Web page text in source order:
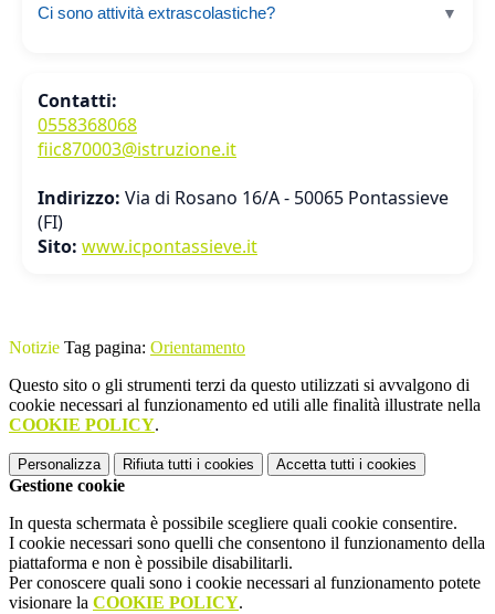
scuola su richiesta.
Ci sono attività extrascolastiche?
Contatti:
0558368068
fiic870003@istruzione.it
Indirizzo: Via di Rosano 16/A - 50065 Pontassieve
(FI)
Sito: www.icpontassieve.it
Notizie Tag pagina: Orientamento
Questo sito o gli strumenti terzi da questo utilizzati si avvalgono di
cookie necessari al funzionamento ed utili alle finalità illustrate nella
COOKIE POLICY.
Personalizza Rifiuta tutti i cookies Accetta tutti i cookies
Gestione cookie
In questa schermata è possibile scegliere quali cookie consentire.
I cookie necessari sono quelli che consentono il funzionamento della
piattaforma e non è possibile disabilitarli.
Per conoscere quali sono i cookie necessari al funzionamento potete
visionare la COOKIE POLICY.